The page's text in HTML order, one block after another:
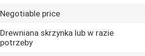
Negotiable price
Drewniana skrzynka lub w razie
potrzeby